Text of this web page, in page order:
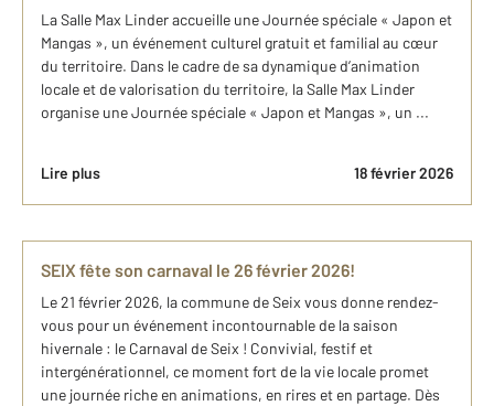
La Salle Max Linder accueille une Journée spéciale « Japon et
Mangas », un événement culturel gratuit et familial au cœur
du territoire. Dans le cadre de sa dynamique d’animation
locale et de valorisation du territoire, la Salle Max Linder
organise une Journée spéciale « Japon et Mangas », un ...
Lire plus 18 février 2026
SEIX fête son carnaval le 26 février 2026!
Le 21 février 2026, la commune de Seix vous donne rendez-
vous pour un événement incontournable de la saison
hivernale : le Carnaval de Seix ! Convivial, festif et
intergénérationnel, ce moment fort de la vie locale promet
une journée riche en animations, en rires et en partage. Dès